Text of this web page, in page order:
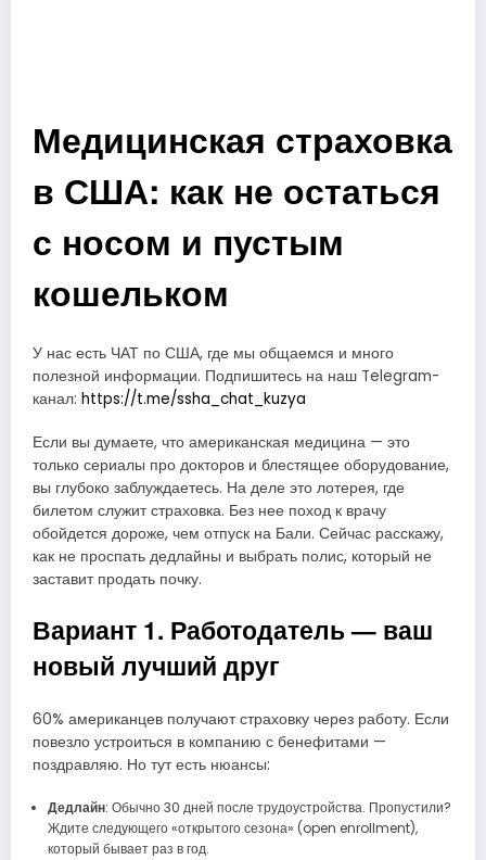
Медицинская страховка
в США: как не остаться
с носом и пустым
кошельком
У нас есть ЧАТ по США, где мы общаемся и много
полезной информации. Подпишитесь на наш Telegram-
канал: https://t.me/ssha_chat_kuzya
Если вы думаете, что американская медицина — это
только сериалы про докторов и блестящее оборудование,
вы глубоко заблуждаетесь. На деле это лотерея, где
билетом служит страховка. Без нее поход к врачу
обойдется дороже, чем отпуск на Бали. Сейчас расскажу,
как не проспать дедлайны и выбрать полис, который не
заставит продать почку.
Вариант 1. Работодатель — ваш
новый лучший друг
60% американцев получают страховку через работу. Если
повезло устроиться в компанию с бенефитами —
поздравляю. Но тут есть нюансы:
Дедлайн: Обычно 30 дней после трудоустройства. Пропустили?
Ждите следующего «открытого сезона» (open enrollment),
который бывает раз в год.